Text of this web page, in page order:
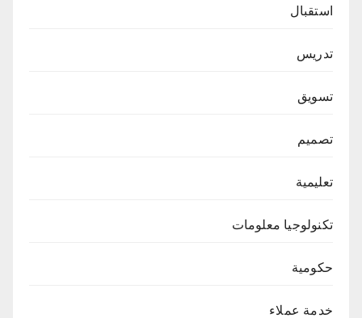
استقبال
تدريس
تسويق
تصميم
تعليمية
تكنولوجيا معلومات
حكومية
خدمة عملاء